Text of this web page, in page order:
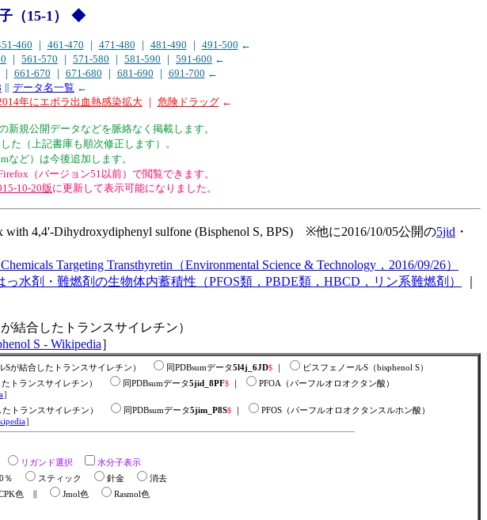
（15-1） ◆
460 ｜ 461-470 ｜ 471-480 ｜ 481-490 ｜ 491-500 ←
｜ 561-570 ｜ 571-580 ｜ 581-590 ｜ 591-600 ←
｜ 661-670 ｜ 671-680 ｜ 681-690 ｜ 691-700 ←
データ名一覧 ←
年にエボラ出血熱感染拡大｜ 危険ドラッグ←
新規公開データなどを脈絡なく掲載します。
た（上記書庫も順次修正します）。
など）は今後追加します。
（バージョン51以前）で閲覧できます。
10-20版に更新して表示可能になりました。
with 4,4'-Dihydroxydiphenyl sulfone (Bisphenol S, BPS) ※他に2016/10/05公開の5jid ・
Targeting Transthyretin（Environmental Science & Technology，2016/09/26）
っ水剤・難燃剤の生物体内蓄積性（PFOS類，PBDE類，HBCD，リン系難燃剤）
結合したトランスサイレチン）
S - Wikipedia］
Sが結合したトランスサイレチン） 同PDBsumデータ5l4j_6JD$
ビスフェノールS（bisphenol S）
たトランスサイレチン） 同PDBsumデータ5jid_8PF$
PFOA（パーフルオロオクタン酸）
］
たトランスサイレチン） 同PDBsumデータ5jim_P8S$
PFOS（パーフルオロオクタンスルホン酸）
］
リガンド選択
水分子表示
％ スティック 針金
消去
色 ∥ Jmol色
Rasmol色